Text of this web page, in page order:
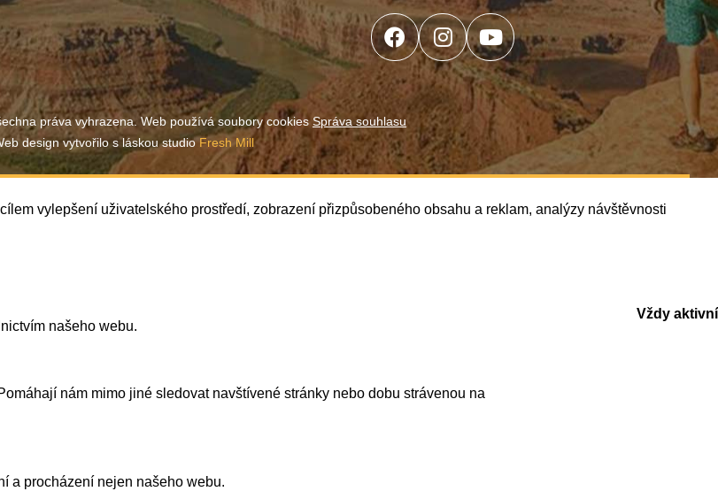
práva vyhrazena. Web používá soubory cookies Správa souhlasu
design vytvořilo s láskou studioFresh Mill
vylepšení uživatelského prostředí, zobrazení přizpůsobeného obsahu a reklam, analýzy návštěvnosti
našeho webu.
Vždy aktivní
nám mimo jiné sledovat navštívené stránky nebo dobu strávenou na
a procházení nejen našeho webu.